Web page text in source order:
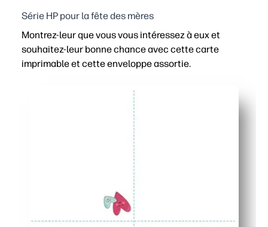
Série HP pour la fête des mères
Montrez-leur que vous vous intéressez à eux et
souhaitez-leur bonne chance avec cette carte
imprimable et cette enveloppe assortie.
Imprimez sur du papier standard et assemblez en
L'enveloppe assortie donne à votre carte une finition
Les enfants adorent la personnalisation : ajoutez des
Un design pour de nombreux moments, parfait pour